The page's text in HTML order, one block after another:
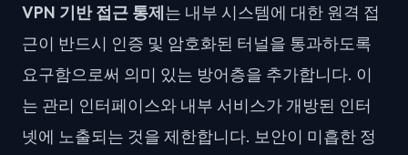
VPN 기반 접근 통제는 내부 시스템에 대한 원격 접
근이 반드시 인증 및 암호화된 터널을 통과하도록
요구함으로써 의미 있는 방어층을 추가합니다. 이
는 관리 인터페이스와 내부 서비스가 개방된 인터
넷에 노출되는 것을 제한합니다. 보안이 미흡한 정